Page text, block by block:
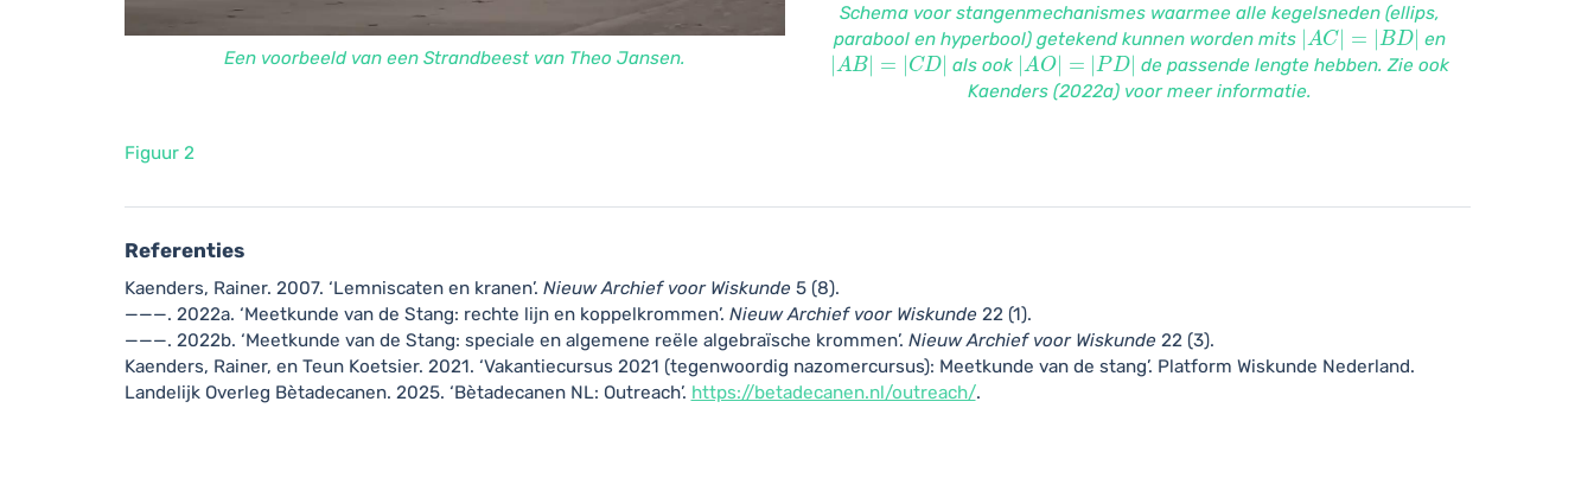
Een voorbeeld van een Strandbeest van Theo Jansen.
Schema voor stangenmechanismes waarmee alle kegelsneden (ellips,
parabool en hyperbool) getekend kunnen worden mits
|AC|=|BD|
en
|AB|=|CD|
als ook
|AO|=|PD|
de passende lengte hebben. Zie ook
Kaenders (2022a)voor meer informatie.
Figuur 2
Referenties
Kaenders, Rainer. 2007. ‘Lemniscaten en kranen’. Nieuw Archief voor Wiskunde 5 (8).
———. 2022a. ‘Meetkunde van de Stang: rechte lijn en koppelkrommen’. Nieuw Archief voor Wiskunde 22 (1).
———. 2022b. ‘Meetkunde van de Stang: speciale en algemene reële algebraïsche krommen’. Nieuw Archief voor Wiskunde 22 (3).
Kaenders, Rainer, en Teun Koetsier. 2021. ‘Vakantiecursus 2021 (tegenwoordig nazomercursus): Meetkunde van de stang’. Platform Wiskunde Nederland.
Landelijk Overleg Bètadecanen. 2025. ‘Bètadecanen NL: Outreach’. https://betadecanen.nl/outreach/.